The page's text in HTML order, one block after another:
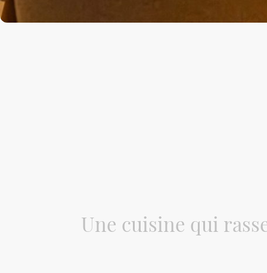
Une cuisine qui